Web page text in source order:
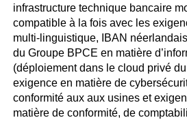
infrastructure technique bancaire
compatible à la fois avec les
multi-linguistique, IBAN
du Groupe BPCE en matière
(déploiement dans le cloud privé
exigence en matière de
conformité aux aux usines et
matière de conformité, de